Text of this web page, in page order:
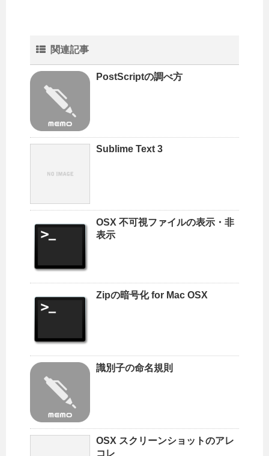
関連記事
PostScriptの調べ方
Sublime Text 3
OSX 不可視ファイルの表示・非
表示
Zipの暗号化 for Mac OSX
識別子の命名規則
OSX スクリーンショットのアレ
コレ